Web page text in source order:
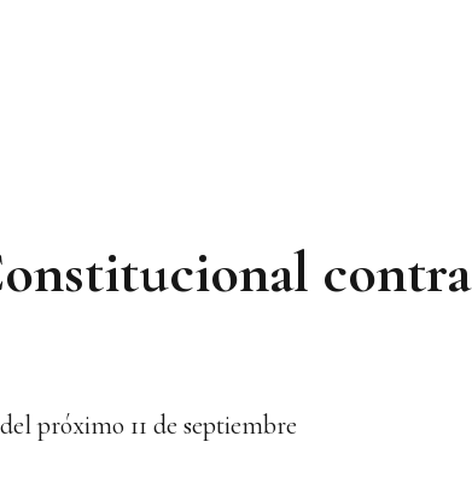
contra
próximo 11 de septiembre